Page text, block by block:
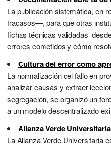
La publicación sistemática, en
fracasos—, para que otras
fichas técnicas validadas:
errores cometidos y cómo
Cultura del error como
La normalización del fallo en
analizar causas y extraer
segregación, se organizó un
a un modelo descentralizado
Alianza Verde Universitaria
La Alianza Verde Universitaria